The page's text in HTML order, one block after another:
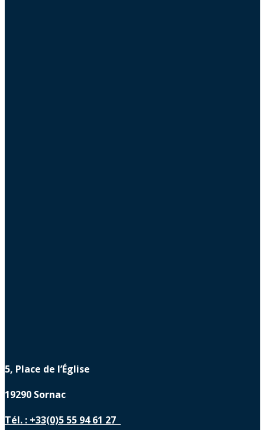
5, Place de l’Église
19290 Sornac
Tél. : +33(0)5 55 94 61 27